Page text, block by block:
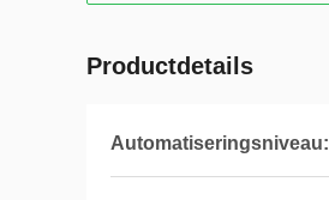
Productdetails
Automatiseringsniveau: